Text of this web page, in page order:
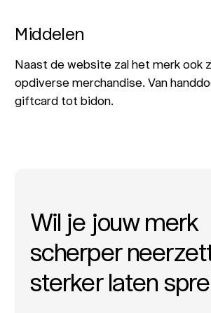
Middelen
Naast de website zal het merk ook
opdiverse merchandise. Van
giftcard tot bidon.
Wil je jouw merk
scherper
sterker laten